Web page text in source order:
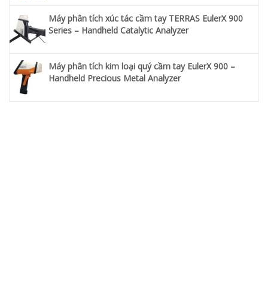
Máy phân tích xúc tác cầm tay TERRAS EulerX 900
Series – Handheld Catalytic Analyzer
Máy phân tích kim loại quý cầm tay EulerX 900 –
Handheld Precious Metal Analyzer